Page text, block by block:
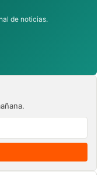
de noticias.